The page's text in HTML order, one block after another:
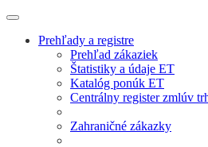
Prehľady a registre
Prehľad zákaziek
Štatistiky a údaje ET
Katalóg ponúk ET
Centrálny register zmlúv
Zahraničné zákazky